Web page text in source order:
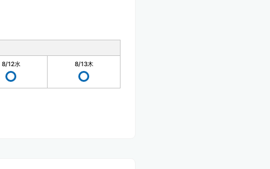
8/12水 8/13木